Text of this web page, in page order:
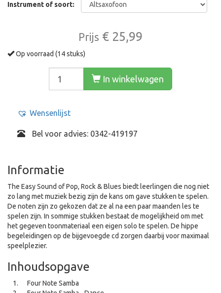
Instrument of soort:
Prijs € 25,99
Op voorraad (14 stuks)
In winkelwagen
Wensenlijst
Bel voor advies: 0342-419197
Informatie
The Easy Sound of Pop, Rock & Blues biedt leerlingen die nog niet
zo lang met muziek bezig zijn de kans om gave stukken te spelen.
De noten zijn zo gekozen dat ze al na een paar maanden les te
spelen zijn. In sommige stukken bestaat de mogelijkheid om met
het gegeven toonmateriaal een eigen solo te spelen. De hippe
begeleidingen op de bijgevoegde cd zorgen daarbij voor maximaal
speelplezier.
Inhoudsopgave
Four Note Samba